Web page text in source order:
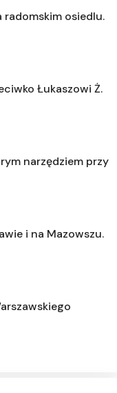
radomskim osiedlu.
Łukaszowi Ż.
narzędziem przy
i na Mazowszu.